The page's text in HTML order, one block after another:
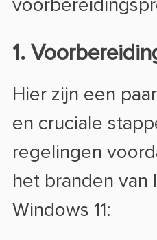
1.
Hier zijn een
en cruciale
regelingen
het branden van
Windows 11: